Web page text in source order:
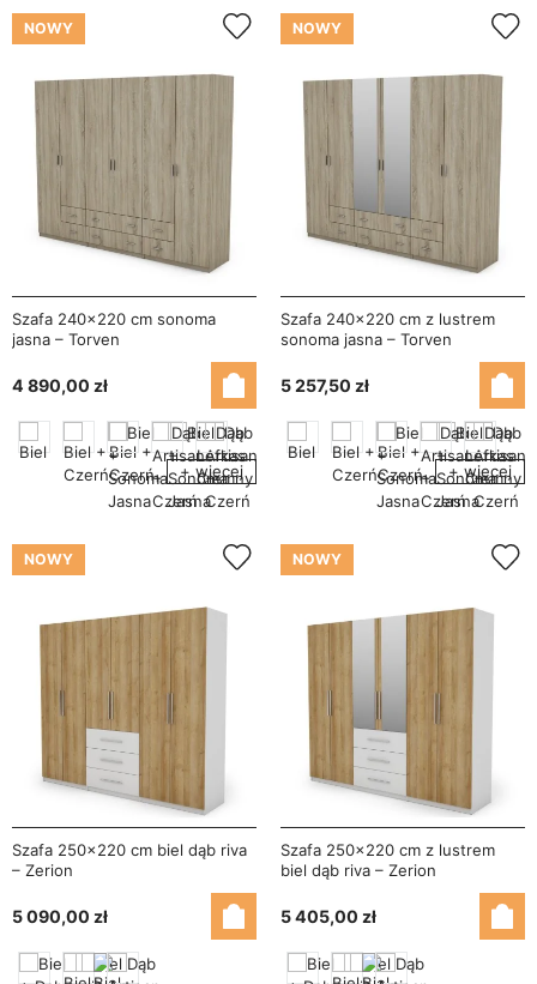
NOWY
Szafa 240x220 cm sonoma
jasna – Torven
4 890,00 zł
+ więcej
NOWY
Szafa 240x220 cm z lustrem
sonoma jasna – Torven
5 257,50 zł
+ więcej
NOWY
Szafa 250x220 cm biel dąb riva
– Zerion
5 090,00 zł
NOWY
Szafa 250x220 cm z lustrem
biel dąb riva – Zerion
5 405,00 zł